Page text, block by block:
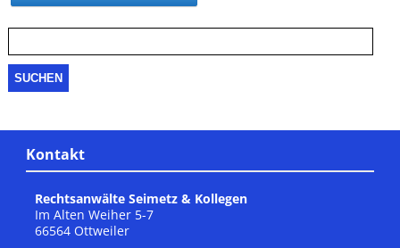
nach:
Kontakt
Rechtsanwälte Seimetz & Kollegen
Im Alten Weiher 5-7
66564 Ottweiler